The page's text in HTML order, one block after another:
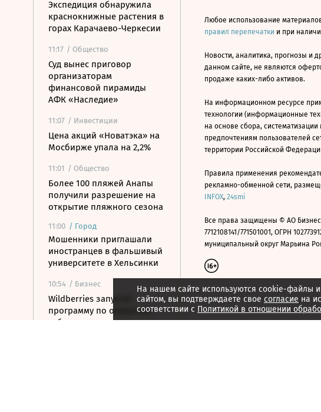
Экспедиция обнаружила
краснокнижные растения в
горах Карачаево-Черкесии
11:17 / Общество
Суд вынес приговор
организаторам
финансовой пирамиды
АФК «Наследие»
11:07 / Инвестиции
Цена акций «Новатэка» на
Мосбирже упала на 2,2%
11:01 / Общество
Более 100 пляжей Анапы
получили разрешение на
открытие пляжного сезона
11:00 / Город
Мошенники приглашали
иностранцев в фальшивый
университете в Хельсинки
10:54 / Бизнес
Wildberries запустит
программу по открытию
хабов для хранения
На нашем сайте используются cookie-файлы
сайтом, вы подтверждаете свое согласие на
соответствии с Политикой в отношении
Любое использование
правил перепечатки и при
Новости, аналитика, прогнозы и
данном сайте, не являются
продаже каких-либо активов.
На информационном ресурсе
технологии (информационные
на основе сбора,
предпочтениям пользователей
территории Российской
Правила применения
рекламно-обменной сети,
INFOX, 24smi
Все права защищены © АО
7712108141/771501001, ОГРН
муниципальный округ Марьина